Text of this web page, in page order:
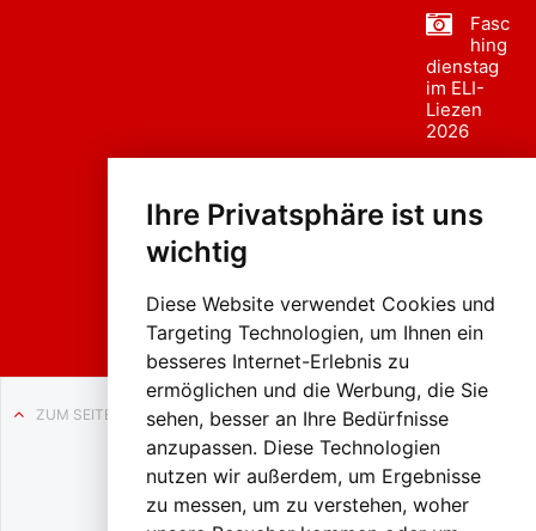
Ihre Privatsphäre ist uns
wichtig
Diese Website verwendet Cookies und
Targeting Technologien, um Ihnen ein
besseres Internet-Erlebnis zu
ermöglichen und die Werbung, die Sie
sehen, besser an Ihre Bedürfnisse
anzupassen. Diese Technologien
nutzen wir außerdem, um Ergebnisse
zu messen, um zu verstehen, woher
Fasc
hing
dienstag
im ELI-
Liezen
2026
sumzug
Liezen
ZUM SEITENANFANG
Auf BLO24.at werben?
+43 (0)664 2226600